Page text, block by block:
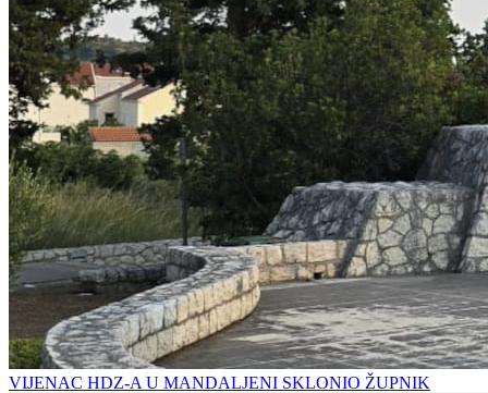
VIJENAC HDZ-A U MANDALJENI SKLONIO ŽUPNIK